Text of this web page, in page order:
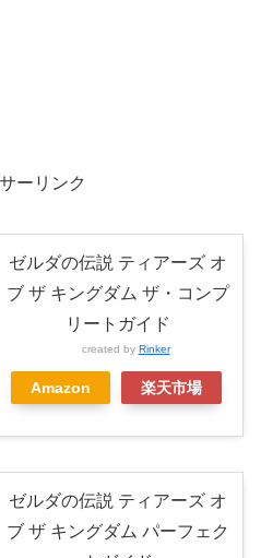
ーリンク
ゼルダの伝説 ティアーズ オ
ブ ザ キングダム ザ・コンプ
リートガイド
created by Rinker
Amazon 楽天市場
ゼルダの伝説 ティアーズ オ
ブ ザ キングダム パーフェク